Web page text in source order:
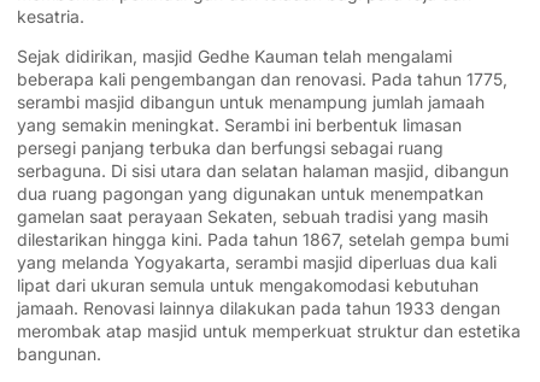
kesatria.
Sejak didirikan, masjid Gedhe Kauman telah mengalami
beberapa kali pengembangan dan renovasi. Pada tahun 1775,
serambi masjid dibangun untuk menampung jumlah jamaah
yang semakin meningkat. Serambi ini berbentuk limasan
persegi panjang terbuka dan berfungsi sebagai ruang
serbaguna. Di sisi utara dan selatan halaman masjid, dibangun
dua ruang pagongan yang digunakan untuk menempatkan
gamelan saat perayaan Sekaten, sebuah tradisi yang masih
dilestarikan hingga kini. Pada tahun 1867, setelah gempa bumi
yang melanda Yogyakarta, serambi masjid diperluas dua kali
lipat dari ukuran semula untuk mengakomodasi kebutuhan
jamaah. Renovasi lainnya dilakukan pada tahun 1933 dengan
merombak atap masjid untuk memperkuat struktur dan estetika
bangunan.